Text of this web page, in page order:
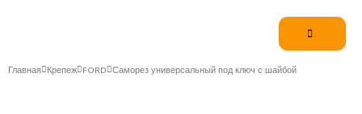
Главная Крепеж FORD Саморез универсальный под ключ с шайбой